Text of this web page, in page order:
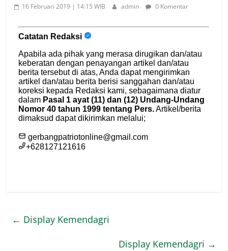
16 Februari 2019 | 14:15 WIB admin 0 Komentar
← Display Kemendagri
Display Kemendagri →